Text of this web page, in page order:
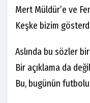
Mert Müldür’e ve
Keşke bizim
Aslında bu sözler
Bir açıklama da
Bu, bugünün